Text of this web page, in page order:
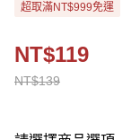
超取滿NT$999免運
NT$139
NT$119